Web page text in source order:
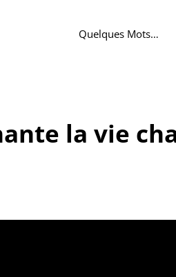
Quelques Mots…
la vie